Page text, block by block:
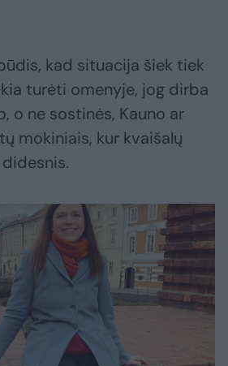
kad situacija šiek tiek
turėti omenyje, jog dirba
o ne sostinės, Kauno ar
mokiniais, kur kvaišalų